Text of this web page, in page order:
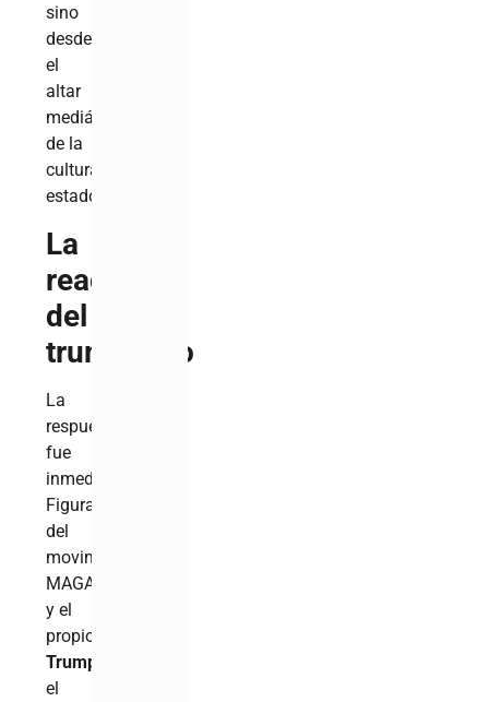
sino
desde
el
altar
mediático
de la
cultura
estadounidense.
La
reacción
del
trumpismo
La
respuesta
fue
inmediata.
Figuras
del
movimiento
MAGA
y el
propio
Trump
el